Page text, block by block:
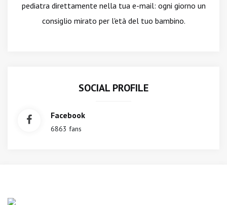
pediatra direttamente nella tua e-mail: ogni giorno un
consiglio mirato per l'età del tuo bambino.
SOCIAL PROFILE
Facebook
6863 fans